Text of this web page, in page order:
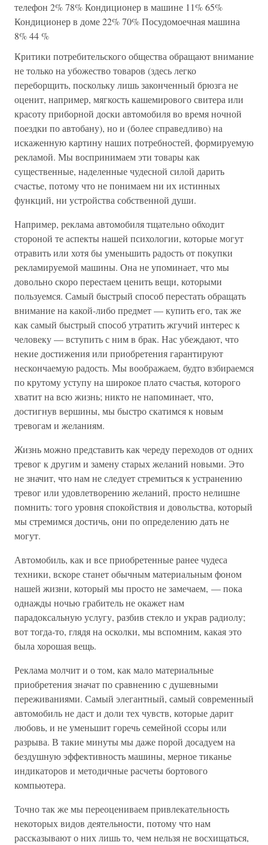
телефон 2% 78% Кондиционер в машине 11% 65%
Кондиционер в доме 22% 70% Посудомоечная машина
8% 44 %
Критики потребительского общества обращают внимание
не только на убожество товаров (здесь легко
переборщить, поскольку лишь законченный брюзга не
оценит, например, мягкость кашемирового свитера или
красоту приборной доски автомобиля во время ночной
поездки по автобану), но и (более справедливо) на
искаженную картину наших потребностей, формируемую
рекламой. Мы воспринимаем эти товары как
существенные, наделенные чудесной силой дарить
счастье, потому что не понимаем ни их истинных
функций, ни устройства собственной души.
Например, реклама автомобиля тщательно обходит
стороной те аспекты нашей психологии, которые могут
отравить или хотя бы уменьшить радость от покупки
рекламируемой машины. Она не упоминает, что мы
довольно скоро перестаем ценить вещи, которыми
пользуемся. Самый быстрый способ перестать обращать
внимание на какой-либо предмет — купить его, так же
как самый быстрый способ утратить жгучий интерес к
человеку — вступить с ним в брак. Нас убеждают, что
некие достижения или приобретения гарантируют
нескончаемую радость. Мы воображаем, будто взбираемся
по крутому уступу на широкое плато счастья, которого
хватит на всю жизнь; никто не напоминает, что,
достигнув вершины, мы быстро скатимся к новым
тревогам и желаниям.
Жизнь можно представить как череду переходов от одних
тревог к другим и замену старых желаний новыми. Это
не значит, что нам не следует стремиться к устранению
тревог или удовлетворению желаний, просто нелишне
помнить: того уровня спокойствия и довольства, который
мы стремимся достичь, они по определению дать не
могут.
Автомобиль, как и все приобретенные ранее чудеса
техники, вскоре станет обычным материальным фоном
нашей жизни, который мы просто не замечаем, — пока
однажды ночью грабитель не окажет нам
парадоксальную услугу, разбив стекло и украв радиолу;
вот тогда-то, глядя на осколки, мы вспомним, какая это
была хорошая вещь.
Реклама молчит и о том, как мало материальные
приобретения значат по сравнению с душевными
переживаниями. Самый элегантный, самый современный
автомобиль не даст и доли тех чувств, которые дарит
любовь, и не уменьшит горечь семейной ссоры или
разрыва. В такие минуты мы даже порой досадуем на
бездушную эффективность машины, мерное тиканье
индикаторов и методичные расчеты бортового
компьютера.
Точно так же мы переоцениваем привлекательность
некоторых видов деятельности, потому что нам
рассказывают о них лишь то, чем нельзя не восхищаться,